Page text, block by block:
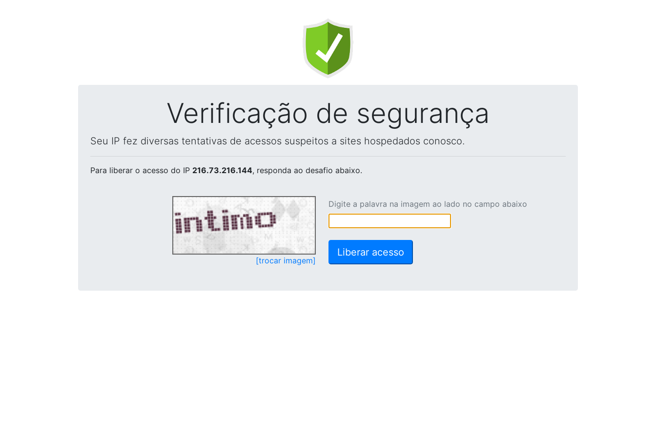
Verificação de segurança
Seu IP fez diversas tentativas de acessos suspeitos a sites hospedados conosco.
Para liberar o acesso do IP 216.73.216.144, responda ao desafio abaixo.
[trocar imagem]
Digite a palavra na imagem ao lado no campo abaixo